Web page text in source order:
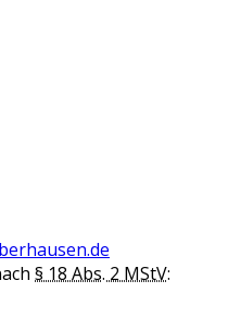
§ 18 Abs. 2 MStV: